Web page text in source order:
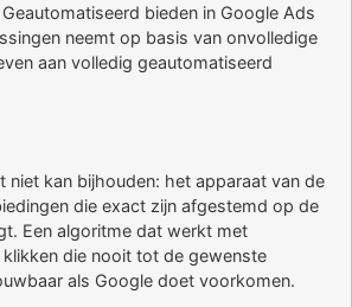
bieden in Google Ads
neemt op basis van onvolledige
aan volledig geautomatiseerd
kan bijhouden: het apparaat van de
die exact zijn afgestemd op de
Een algoritme dat werkt met
die nooit tot de gewenste
als Google doet voorkomen.